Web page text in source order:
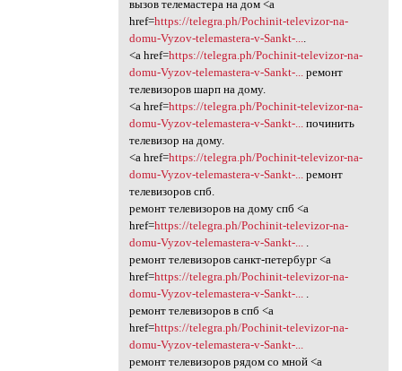
вызов телемастера на дом <a
href=https://telegra.ph/Pochinit-televizor-na-
domu-Vyzov-telemastera-v-Sankt-....
<a href=https://telegra.ph/Pochinit-televizor-na-
domu-Vyzov-telemastera-v-Sankt-...ремонт
телевизоров шарп на дому.
<a href=https://telegra.ph/Pochinit-televizor-na-
domu-Vyzov-telemastera-v-Sankt-...починить
телевизор на дому.
<a href=https://telegra.ph/Pochinit-televizor-na-
domu-Vyzov-telemastera-v-Sankt-...ремонт
телевизоров спб.
ремонт телевизоров на дому спб <a
href=https://telegra.ph/Pochinit-televizor-na-
domu-Vyzov-telemastera-v-Sankt-....
ремонт телевизоров санкт-петербург <a
href=https://telegra.ph/Pochinit-televizor-na-
domu-Vyzov-telemastera-v-Sankt-....
ремонт телевизоров в спб <a
href=https://telegra.ph/Pochinit-televizor-na-
domu-Vyzov-telemastera-v-Sankt-...
ремонт телевизоров рядом со мной <a